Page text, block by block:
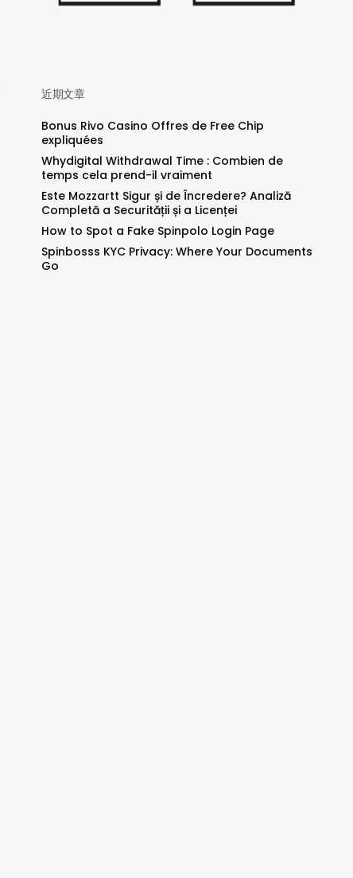
近期文章
Bonus Rivo Casino Offres de Free Chip
expliquées
Whydigital Withdrawal Time : Combien de
temps cela prend-il vraiment
Este Mozzartt Sigur și de Încredere? Analiză
Completă a Securității și a Licenței
How to Spot a Fake Spinpolo Login Page
Spinbosss KYC Privacy: Where Your Documents
Go